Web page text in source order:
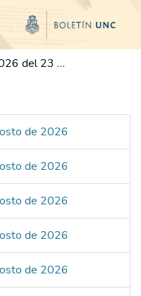
Edición 081/2026 del 23 de abril de 2026
de 2026
de 2026
de 2026
de 2026
de 2026